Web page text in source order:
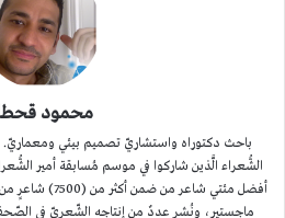
محمود
باحث دكتوراه واستشاريّ تصميم بيئي
الشُّعراء الَّذين شاركوا في موسم مُسابقة أمير
أفضل مئتي شاعر
ماجستير، ونُشر عددٌ من إنتاجه الشّعريّ في